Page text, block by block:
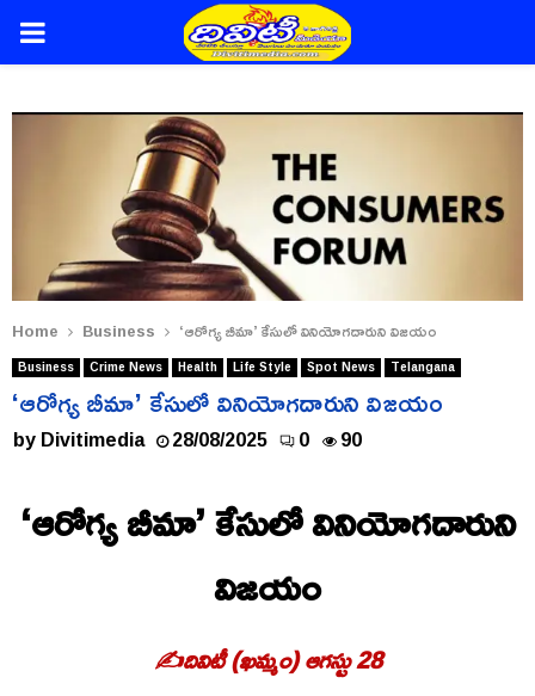
PRIMARY
Home Business ‘ఆరోగ్య బీమా’ కేసులో వినియోగదారుని విజయం
Business Crime News Health Life Style Spot News Telangana
‘ఆరోగ్య బీమా’ కేసులో వినియోగదారుని విజయం
byDivitimedia 28/08/2025 0 90
‘ఆరోగ్య బీమా’ కేసులో వినియోగదారుని
విజయం
✍️దివిటీ (ఖమ్మం) ఆగస్టు 28